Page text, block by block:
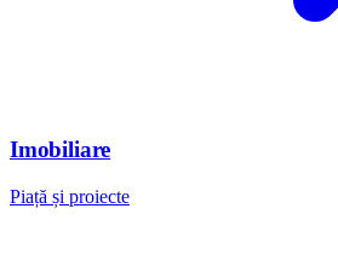
Imobiliare
Piață și proiecte